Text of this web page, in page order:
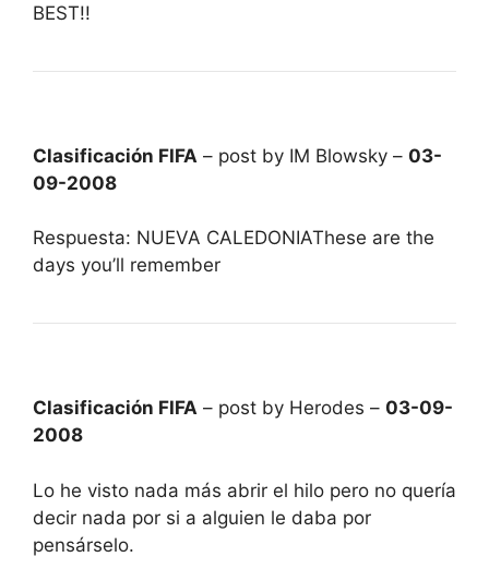
BEST!!
Clasificación FIFA – post by IM Blowsky – 03-
09-2008
Respuesta: NUEVA CALEDONIAThese are the
days you’ll remember
Clasificación FIFA – post by Herodes – 03-09-
2008
Lo he visto nada más abrir el hilo pero no quería
decir nada por si a alguien le daba por
pensárselo.